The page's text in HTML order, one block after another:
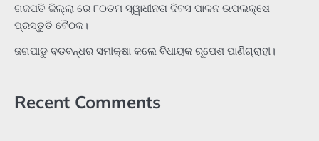
ଗଜପତି ଜିଲ୍ଲା ରେ ୮୦ତମ ସ୍ୱାଧୀନତା ଦିବସ ପାଳନ ଉପଲକ୍ଷେ
ପ୍ରସ୍ତୁତି ବୈଠକ।
ଜଗପାଡୁ ବଡବନ୍ଧର ସମୀକ୍ଷା କଲେ ବିଧାୟକ ରୂପେଶ ପାଣିଗ୍ରାହୀ।
Recent Comments